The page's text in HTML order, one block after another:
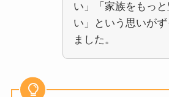
い」「家族をもっ
い」という思いが
ました。